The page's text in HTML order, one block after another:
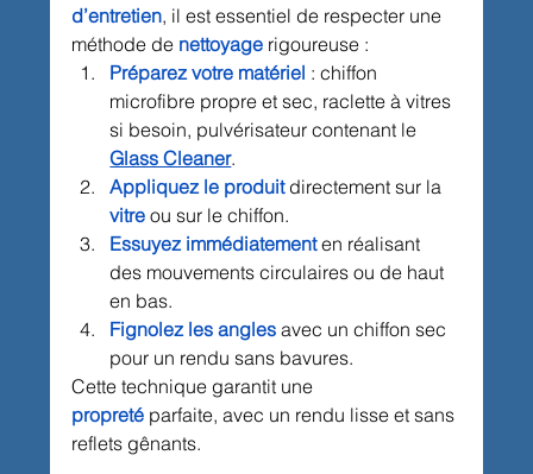
d’entretien, il est essentiel de respecter une
méthode de nettoyage rigoureuse :
Préparez votre matériel : chiffon
microfibre propre et sec, raclette à vitres
si besoin, pulvérisateur contenant le
Glass Cleaner.
Appliquez le produit directement sur la
vitre ou sur le chiffon.
Essuyez immédiatement en réalisant
des mouvements circulaires ou de haut
en bas.
Fignolez les angles avec un chiffon sec
pour un rendu sans bavures.
Cette technique garantit une
propreté parfaite, avec un rendu lisse et sans
reflets gênants.